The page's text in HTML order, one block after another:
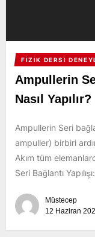
FIZIK DERSI
Ampullerin
Nasıl Yapılır?
Ampullerin Seri
ampuller) birbiri
Akım tüm
Seri Bağlantı
Müstecep
12 Haziran